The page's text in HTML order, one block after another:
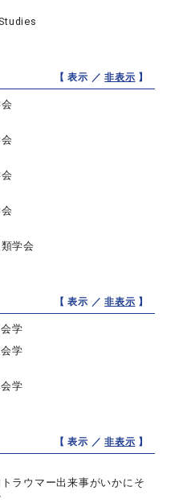
【 表示 ／非表示 】
学会
【 表示 ／非表示 】
学
学
学
【 表示 ／非表示 】
ラウマー出来事がいかにそ